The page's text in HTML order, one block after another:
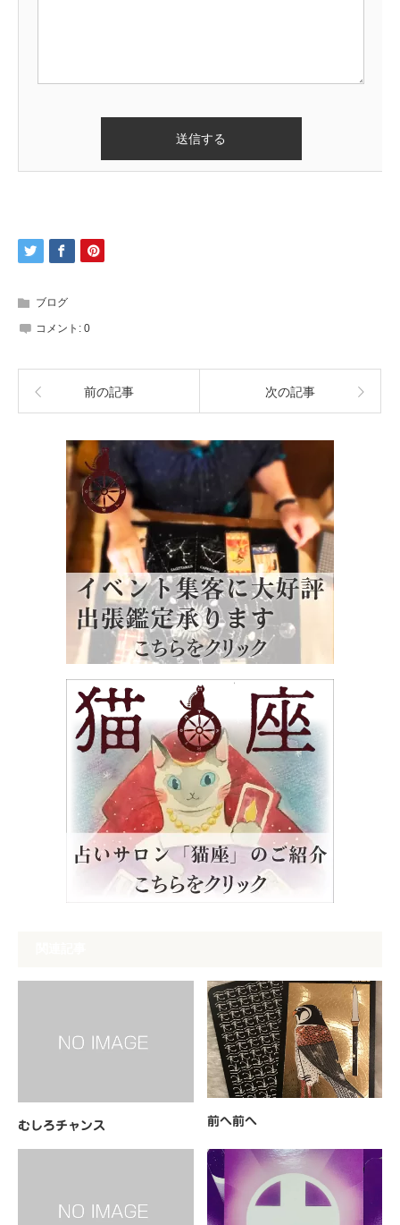
ブログ
コメント: 0
前の記事 次の記事
むしろチャンス 前へ前へ